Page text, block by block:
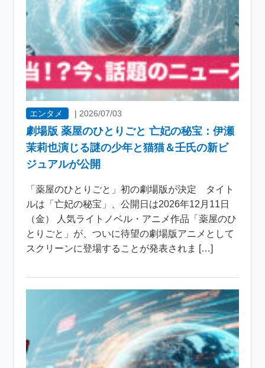
エンタメ | 2026/07/03
劇場版 薬屋のひとりごと 亡妃の秘宝：伊瀬
茉莉也演じる謎の少年と猫猫＆壬氏の新ビ
ジュアルが公開
「薬屋のひとりごと」初の劇場版が決定 タイト
ルは「亡妃の秘宝」、公開日は2026年12月11日
（金） 人気ライトノベル・アニメ作品「薬屋のひ
とりごと」が、ついに待望の劇場版アニメとして
スクリーンに登場することが発表されま […]